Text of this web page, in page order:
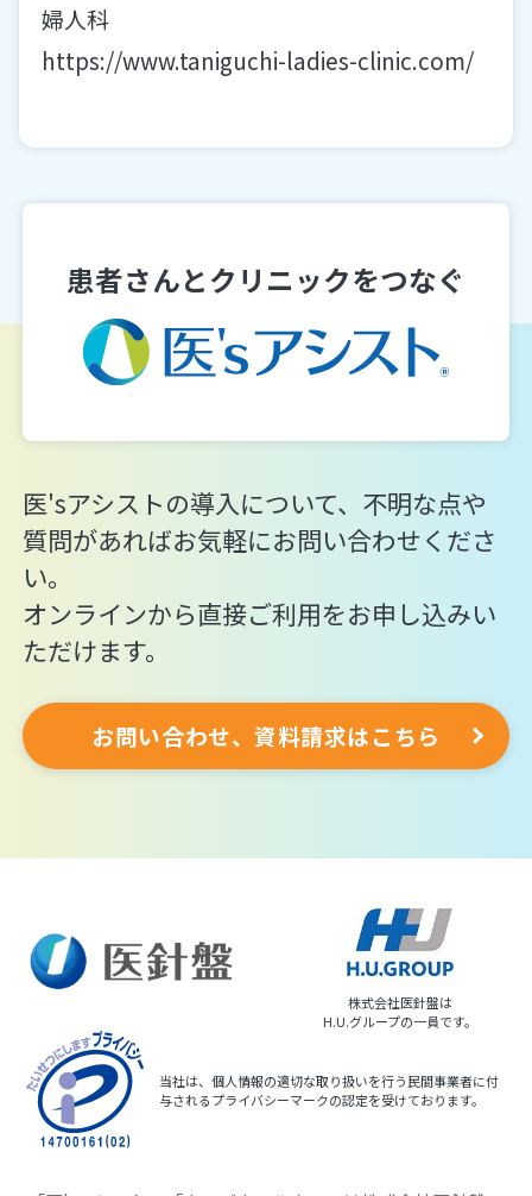
婦人科
https://www.taniguchi-ladies-clinic.com/
患者さんとクリニックをつなぐ
医'sアシストの導入について、不明な点や
質問があればお気軽にお問い合わせくださ
い。
オンラインから直接ご利用をお申し込みい
ただけます。
お問い合わせ、資料請求はこちら
株式会社医針盤は
H.U.グループの一員です。
当社は、個人情報の適切な取り扱いを行う民間事業者に付
与されるプライバシーマークの認定を受けております。